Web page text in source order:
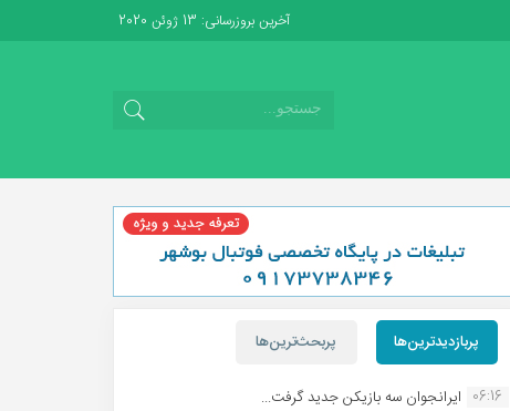
آخرین بروزرسانی: 13 ژوئن 2020
پربازدیدترین‌ها پربحث‌ترین‌ها
06:16 ایرانجوان سه بازیکن جدید گرفت...